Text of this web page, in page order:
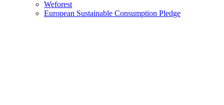
Weforest
European Sustainable Consumption Pledge